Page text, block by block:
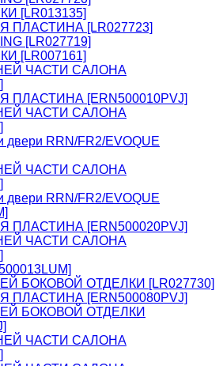
[LR013135]
[LR027723]
[LR027719]
[LR007161]
ЧАСТИ САЛОНА
[ERN500010PVJ]
ЧАСТИ САЛОНА
двери RRN/FR2/EVOQUE
ЧАСТИ САЛОНА
двери RRN/FR2/EVOQUE
[ERN500020PVJ]
ЧАСТИ САЛОНА
БОКОВОЙ ОТДЕЛКИ [LR027730]
[ERN500080PVJ]
БОКОВОЙ ОТДЕЛКИ
ЧАСТИ САЛОНА